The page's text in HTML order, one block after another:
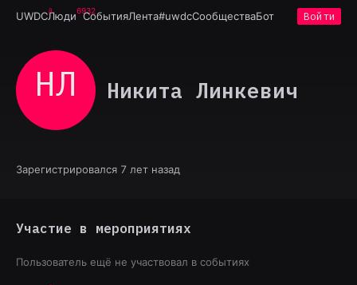
UWDCЛюди6932
СобытияЛента#uwdcСообществаБот Войти
НЛ Никита Линкевич
Зарегистрировался 7 лет назад
Участие в мероприятиях
Пользователь ещё не участвовал в событиях